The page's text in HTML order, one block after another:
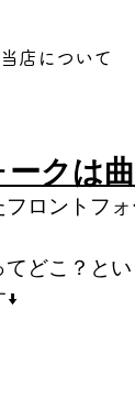
当店について
クは
ロントフ
どこ？と
↓